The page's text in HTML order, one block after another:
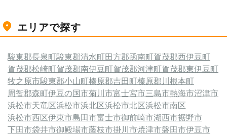
エリアで探す
駿東郡長泉町駿東郡清水町田方郡函南町賀茂郡西伊豆町
賀茂郡松崎町賀茂郡南伊豆町賀茂郡河津町賀茂郡東伊豆町
牧之原市駿東郡小山町榛原郡吉田町榛原郡川根本町
周智郡森町伊豆の国市菊川市富士宮市三島市熱海市沼津市
浜松市天竜区浜松市浜北区浜松市北区浜松市南区
浜松市西区伊東市島田市富士市御前崎市湖西市裾野市
下田市袋井市御殿場市藤枝市掛川市焼津市磐田市伊豆市